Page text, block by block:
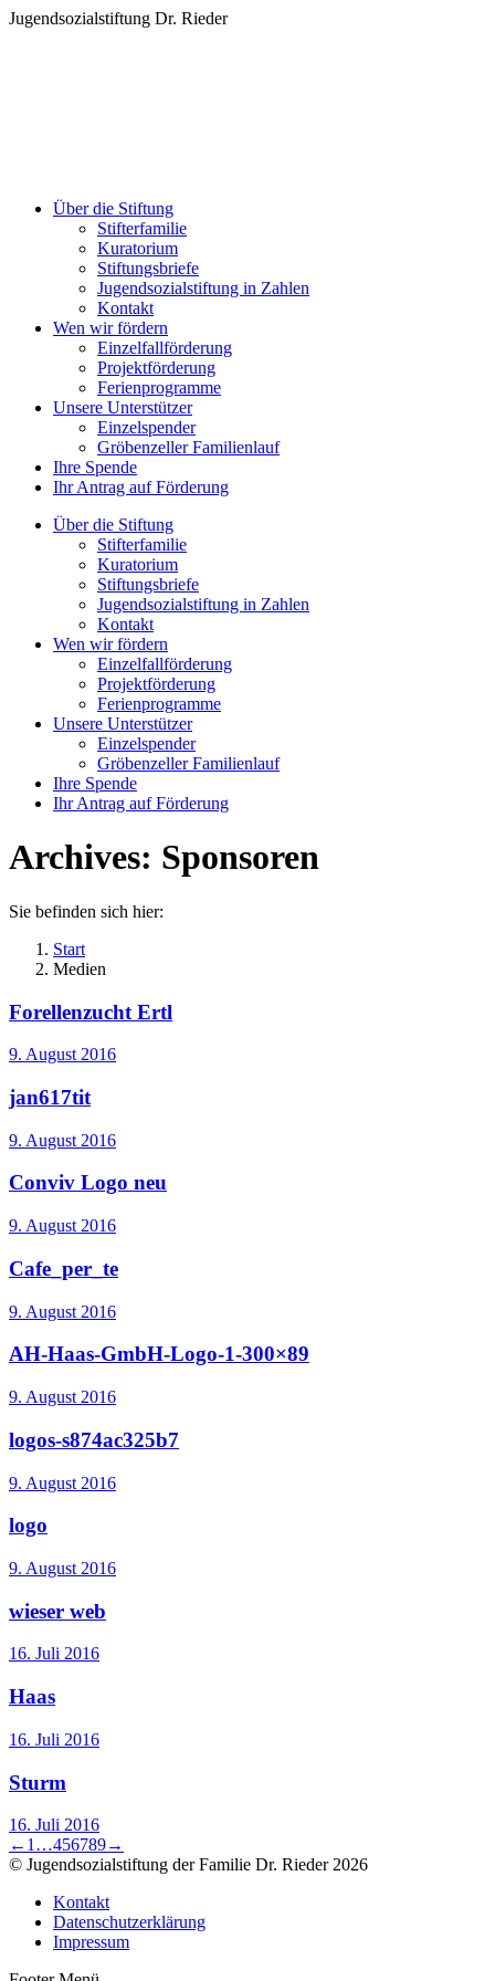
Zum
Jugendsozialstiftung Dr. Rieder
Über die Stiftung
Stifterfamilie
Kuratorium
Stiftungsbriefe
Jugendsozialstiftung in Zahlen
Kontakt
Wen wir fördern
Einzelfallförderung
Projektförderung
Ferienprogramme
Unsere Unterstützer
Einzelspender
Gröbenzeller Familienlauf
Ihre Spende
Ihr Antrag auf Förderung
Über die Stiftung
Stifterfamilie
Kuratorium
Stiftungsbriefe
Jugendsozialstiftung in Zahlen
Kontakt
Wen wir fördern
Einzelfallförderung
Projektförderung
Ferienprogramme
Unsere Unterstützer
Einzelspender
Gröbenzeller Familienlauf
Ihre Spende
Ihr Antrag auf Förderung
Archives: Sponsoren
Sie befinden sich hier:
Start
Medien
Forellenzucht Ertl
9. August 2016
jan617tit
9. August 2016
Conviv Logo neu
9. August 2016
Cafe_per_te
9. August 2016
AH-Haas-GmbH-Logo-1-300×89
9. August 2016
logos-s874ac325b7
9. August 2016
logo
9. August 2016
wieser web
16. Juli 2016
Haas
16. Juli 2016
Sturm
16. Juli 2016
← 1 …456789→
© Jugendsozialstiftung der Familie Dr. Rieder 2026
Kontakt
Datenschutzerklärung
Impressum